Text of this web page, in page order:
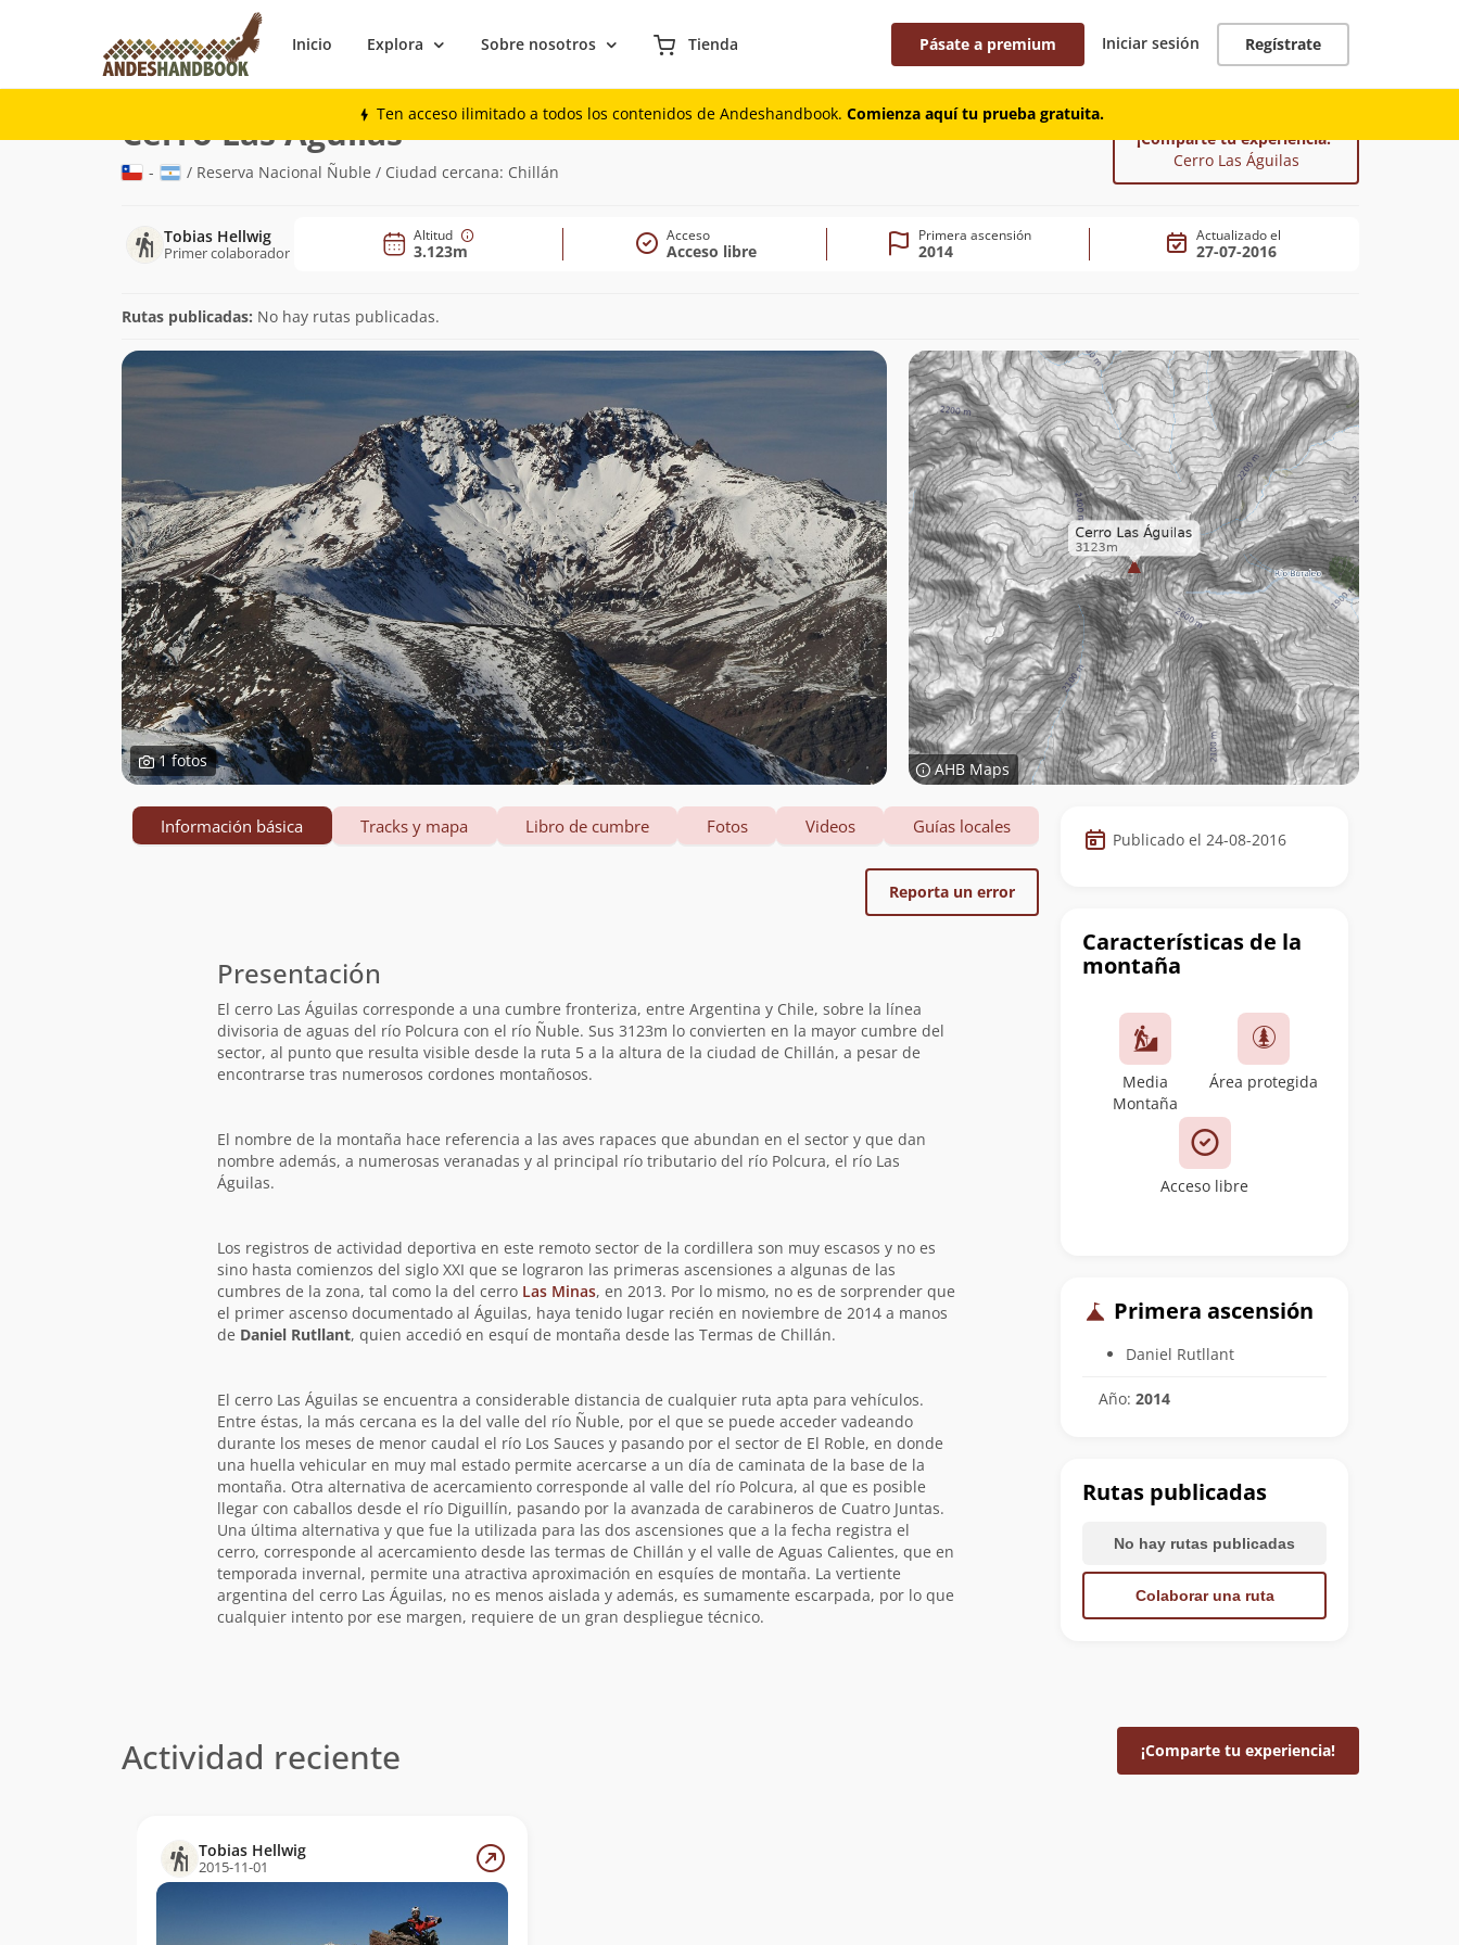
Inicio Explora Sobre nosotros Tienda Pásate a premium Iniciar sesión Regístrate
Ten acceso ilimitado a todos los contenidos de Andeshandbook. Comienza aquí tu prueba gratuita.
Montaña
Cerro Las Águilas(3.123m)
- / Reserva Nacional Ñuble / Ciudad cercana: Chillán
¡Comparte tu experiencia!
Cerro Las Águilas
Tobias Hellwig
Primer colaborador
Altitud
3.123m
Acceso
Acceso libre
Primera ascensión
2014
Actualizado el
27-07-2016
Rutas publicadas: No hay rutas publicadas.
1 fotos AHB Maps
Datos
de
cumbre
Publicado el 24-08-2016
Características de la
montaña
Media
Montaña
Área protegida
Acceso libre
Primera ascensión
Daniel Rutllant
Año: 2014
Rutas publicadas
No hay rutas publicadas
Colaborar una ruta
Información básica Tracks y mapa Libro de cumbre Fotos Videos Guías locales
Reporta un error
Presentación
El cerro Las Águilas corresponde a una cumbre fronteriza, entre Argentina y Chile, sobre la línea
divisoria de aguas del río Polcura con el río Ñuble. Sus 3123m lo convierten en la mayor cumbre del
sector, al punto que resulta visible desde la ruta 5 a la altura de la ciudad de Chillán, a pesar de
encontrarse tras numerosos cordones montañosos.
El nombre de la montaña hace referencia a las aves rapaces que abundan en el sector y que dan
nombre además, a numerosas veranadas y al principal río tributario del río Polcura, el río Las
Águilas.
Los registros de actividad deportiva en este remoto sector de la cordillera son muy escasos y no es
sino hasta comienzos del siglo XXI que se lograron las primeras ascensiones a algunas de las
cumbres de la zona, tal como la del cerro Las Minas, en 2013. Por lo mismo, no es de sorprender que
el primer ascenso documentado al Águilas, haya tenido lugar recién en noviembre de 2014 a manos
de Daniel Rutllant, quien accedió en esquí de montaña desde las Termas de Chillán.
El cerro Las Águilas se encuentra a considerable distancia de cualquier ruta apta para vehículos.
Entre éstas, la más cercana es la del valle del río Ñuble, por el que se puede acceder vadeando
durante los meses de menor caudal el río Los Sauces y pasando por el sector de El Roble, en donde
una huella vehicular en muy mal estado permite acercarse a un día de caminata de la base de la
montaña. Otra alternativa de acercamiento corresponde al valle del río Polcura, al que es posible
llegar con caballos desde el río Diguillín, pasando por la avanzada de carabineros de Cuatro Juntas.
Una última alternativa y que fue la utilizada para las dos ascensiones que a la fecha registra el
cerro, corresponde al acercamiento desde las termas de Chillán y el valle de Aguas Calientes, que en
temporada invernal, permite una atractiva aproximación en esquíes de montaña. La vertiente
argentina del cerro Las Águilas, no es menos aislada y además, es sumamente escarpada, por lo que
cualquier intento por ese margen, requiere de un gran despliegue técnico.
Actividad reciente ¡Comparte tu experiencia!
Tobias Hellwig
2015-11-01